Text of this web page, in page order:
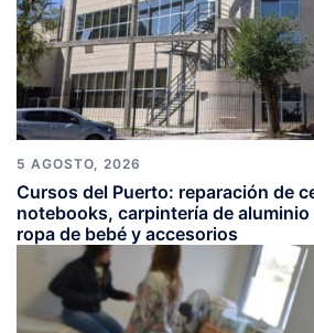
5 AGOSTO, 2026
Cursos del Puerto: reparación de
notebooks, carpintería de
ropa de bebé y accesorios